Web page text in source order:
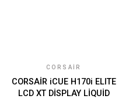
CORSAIR
CORSAİR iCUE H170i ELITE
LCD XT DİSPLAY LİQUİD